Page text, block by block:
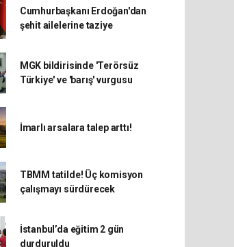
Cumhurbaşkanı Erdoğan'dan
şehit ailelerine taziye
MGK bildirisinde 'Terörsüz
Türkiye' ve 'barış' vurgusu
İmarlı arsalara talep arttı!
TBMM tatilde! Üç komisyon
çalışmayı sürdürecek
İstanbul’da eğitim 2 gün
durduruldu